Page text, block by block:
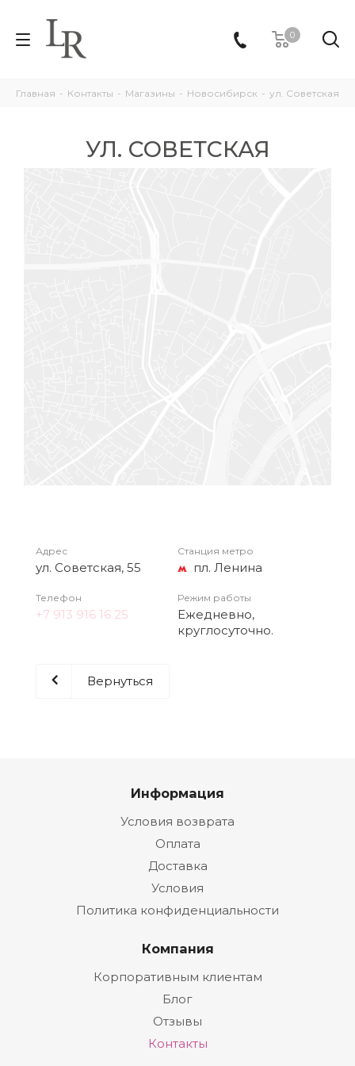
0
Главная - Контакты - Магазины - Новосибирск - ул. Советская
УЛ. СОВЕТСКАЯ
Адрес
ул. Советская, 55
Станция метро
пл. Ленина
Телефон
+7 913 916 16 25
Режим работы
Ежедневно,
круглосуточно.
Вернуться
Информация
Условия возврата
Оплата
Доставка
Условия
Политика конфиденциальности
Компания
Корпоративным клиентам
Блог
Отзывы
Контакты